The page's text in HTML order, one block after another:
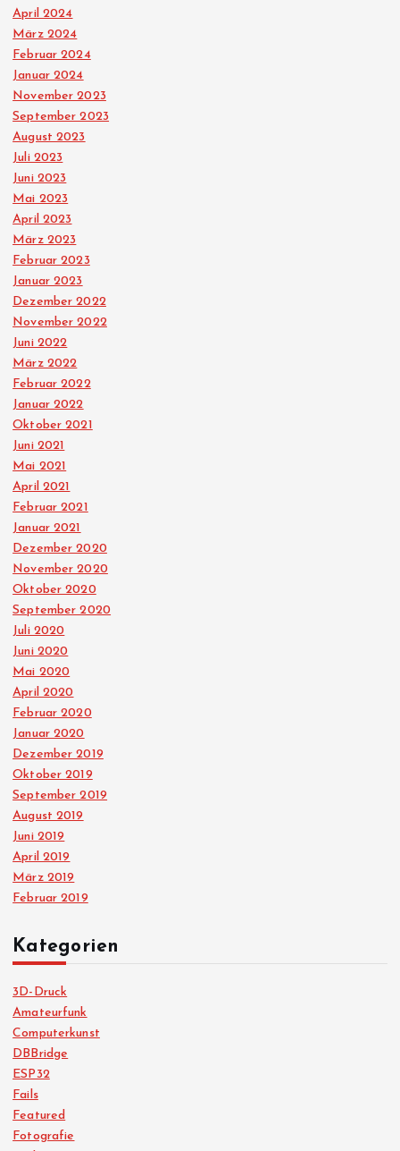
April 2024
März 2024
Februar 2024
Januar 2024
November 2023
September 2023
August 2023
Juli 2023
Juni 2023
Mai 2023
April 2023
März 2023
Februar 2023
Januar 2023
Dezember 2022
November 2022
Juni 2022
März 2022
Februar 2022
Januar 2022
Oktober 2021
Juni 2021
Mai 2021
April 2021
Februar 2021
Januar 2021
Dezember 2020
November 2020
Oktober 2020
September 2020
Juli 2020
Juni 2020
Mai 2020
April 2020
Februar 2020
Januar 2020
Dezember 2019
Oktober 2019
September 2019
August 2019
Juni 2019
April 2019
März 2019
Februar 2019
Kategorien
3D-Druck
Amateurfunk
Computerkunst
DBBridge
ESP32
Fails
Featured
Fotografie